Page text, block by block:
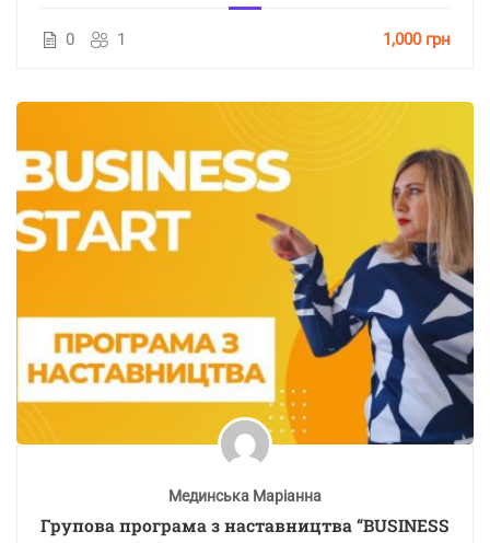
0 1 1,000 грн
Мединська Маріанна
Групова програма з наставництва “BUSINESS